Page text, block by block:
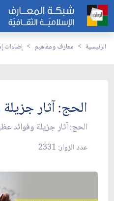
الرئيسية معارف ومفاهيم إضاءات
الحج: آثار
الحج: آثار جزيلة وفوائد
عدد الزوار: 2331